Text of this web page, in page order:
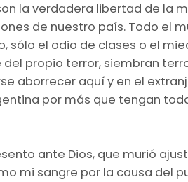
la verdadera libertad de la
de nuestro país. Todo el
sólo el odio de clases o el
propio terror, siembran
aborrecer aquí y en el
por más que tengan
ante Dios, que murió
mi sangre por la causa del